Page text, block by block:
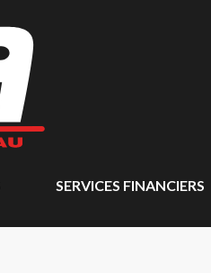
SERVICES FINANCIERS